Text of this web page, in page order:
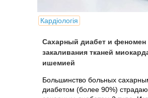
Кардіологія
Сахарный диабет и феномен
закаливания тканей
ишемией
Большинство больных
диабетом (более 90%)